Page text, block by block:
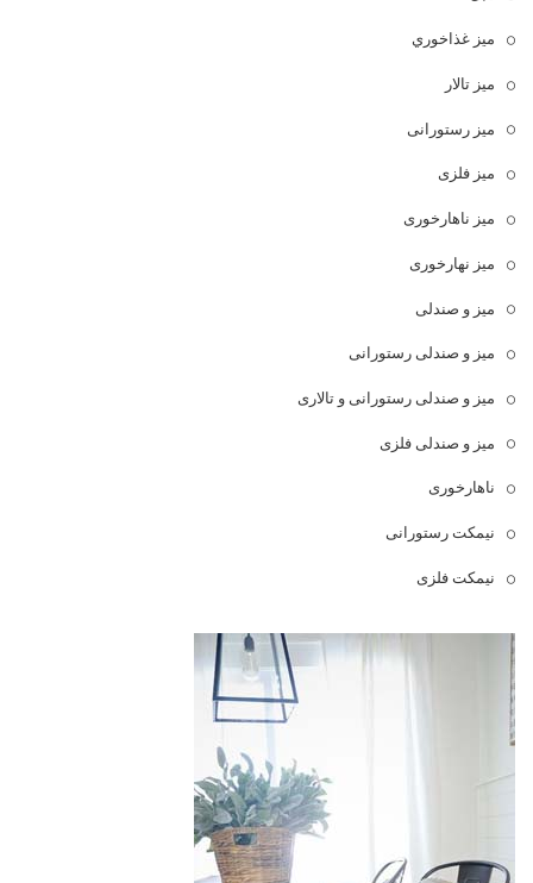
ميز غذاخوري
میز تالار
میز رستورانی
میز فلزی
میز ناهارخوری
میز نهارخوری
میز و صندلی
میز و صندلی رستورانی
میز و صندلی رستورانی و تالاری
میز و صندلی فلزی
ناهارخوری
نیمکت رستورانی
نیمکت فلزی